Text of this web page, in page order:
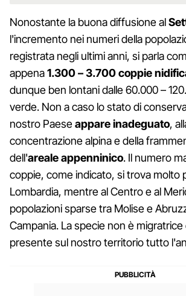
Nonostante la buona diffusione al
l'incremento nei numeri della
registrata negli ultimi anni, si parla
appena1.300 – 3.700 coppie
dunque ben lontani dalle 60.000 –
verde. Non a caso lo stato di
nostro Paeseappare inadeguato,
concentrazione alpina e della
dell'areale appenninico. Il numero
coppie, come indicato, si trova molto
Lombardia, mentre al Centro e al
popolazioni sparse tra Molise e
Campania. La specie non è
presente sul nostro territorio tutto